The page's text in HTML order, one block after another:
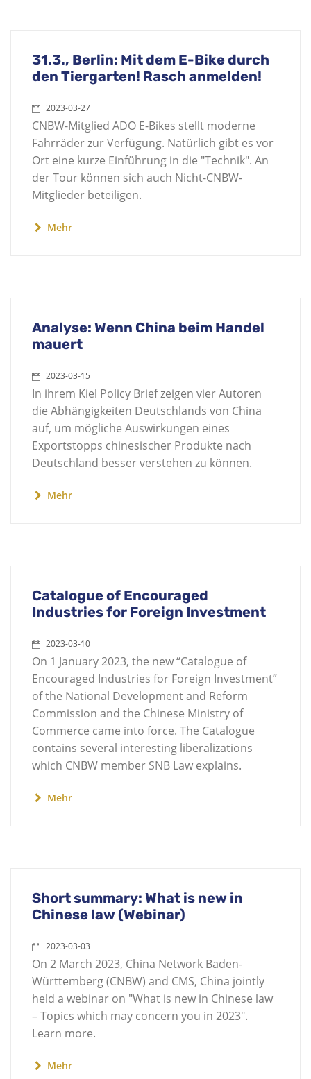
31.3., Berlin: Mit dem E-Bike durch
den Tiergarten! Rasch anmelden!
2023-03-27
CNBW-Mitglied ADO E-Bikes stellt moderne
Fahrräder zur Verfügung. Natürlich gibt es vor
Ort eine kurze Einführung in die "Technik". An
der Tour können sich auch Nicht-CNBW-
Mitglieder beteiligen.
Mehr
Analyse: Wenn China beim Handel
mauert
2023-03-15
In ihrem Kiel Policy Brief zeigen vier Autoren
die Abhängigkeiten Deutschlands von China
auf, um mögliche Auswirkungen eines
Exportstopps chinesischer Produkte nach
Deutschland besser verstehen zu können.
Mehr
Catalogue of Encouraged
Industries for Foreign Investment
2023-03-10
On 1 January 2023, the new “Catalogue of
Encouraged Industries for Foreign Investment”
of the National Development and Reform
Commission and the Chinese Ministry of
Commerce came into force. The Catalogue
contains several interesting liberalizations
which CNBW member SNB Law explains.
Mehr
Short summary: What is new in
Chinese law (Webinar)
2023-03-03
On 2 March 2023, China Network Baden-
Württemberg (CNBW) and CMS, China jointly
held a webinar on "What is new in Chinese law
– Topics which may concern you in 2023".
Learn more.
Mehr